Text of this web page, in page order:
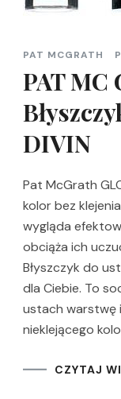
PAT MCGRATH
PAT MC
DIVIN
Pat McGrath
kolor bez
wygląda
obciąża ich
Błyszczyk do
dla Ciebie. To
ustach warstwę
nieklejącego
CZYTAJ